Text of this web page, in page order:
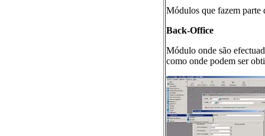
Módulos que fazem parte
Back-Office
Módulo onde são
como onde podem ser